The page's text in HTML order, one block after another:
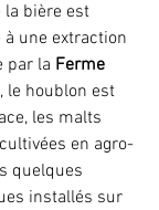
bière est
une extraction
par la Ferme
le houblon est
les malts
en agro-
quelques
installés sur